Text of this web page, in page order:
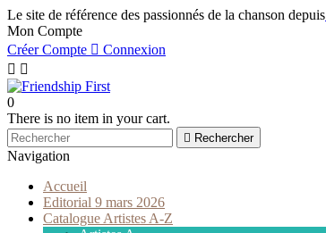
Le site de référence des passionnés de la chanson depuis
Mon Compte
Créer Compte  Connexion
 
0
There is no item in your cart.
 Rechercher
Navigation
Accueil
Editorial 9 mars 2026
Catalogue Artistes A-Z